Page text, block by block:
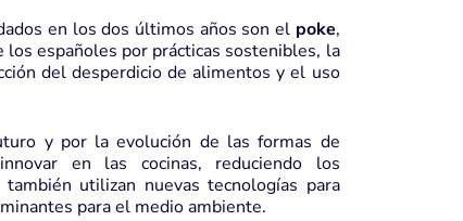
en los dos últimos años son el poke,
los españoles por prácticas sostenibles, la
del desperdicio de alimentos y el uso
y por la evolución de las formas de
en las cocinas, reduciendo los
utilizan nuevas tecnologías para
para el medio ambiente.